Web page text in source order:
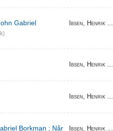
Gabriel
Ibsen, Henrik ...
Ibsen, Henrik ...
Ibsen, Henrik ...
Borkman ; Når Ibsen, Henrik ...